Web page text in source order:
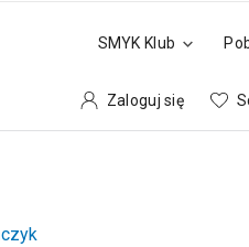
SMYK Klub
Zaloguj się